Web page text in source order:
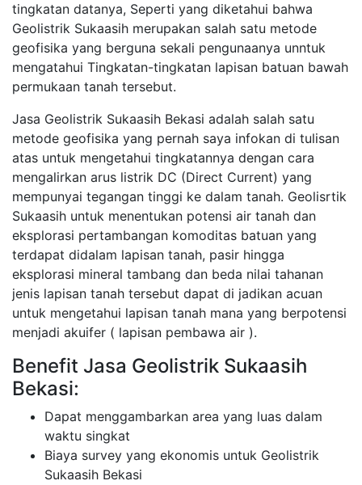
tingkatan datanya, Seperti yang diketahui bahwa
Geolistrik Sukaasih merupakan salah satu metode
geofisika yang berguna sekali pengunaanya unntuk
mengatahui Tingkatan-tingkatan lapisan batuan bawah
permukaan tanah tersebut.
Jasa Geolistrik Sukaasih Bekasi adalah salah satu
metode geofisika yang pernah saya infokan di tulisan
atas untuk mengetahui tingkatannya dengan cara
mengalirkan arus listrik DC (Direct Current) yang
mempunyai tegangan tinggi ke dalam tanah. Geolisrtik
Sukaasih untuk menentukan potensi air tanah dan
eksplorasi pertambangan komoditas batuan yang
terdapat didalam lapisan tanah, pasir hingga
eksplorasi mineral tambang dan beda nilai tahanan
jenis lapisan tanah tersebut dapat di jadikan acuan
untuk mengetahui lapisan tanah mana yang berpotensi
menjadi akuifer ( lapisan pembawa air ).
Benefit Jasa Geolistrik Sukaasih
Bekasi:
Dapat menggambarkan area yang luas dalam
waktu singkat
Biaya survey yang ekonomis untuk Geolistrik
Sukaasih Bekasi